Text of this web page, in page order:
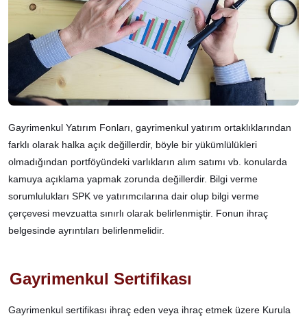
Gayrimenkul Yatırım Fonları, gayrimenkul yatırım ortaklıklarından
farklı olarak halka açık değillerdir, böyle bir yükümlülükleri
olmadığından portföyündeki varlıkların alım satımı vb. konularda
kamuya açıklama yapmak zorunda değillerdir. Bilgi verme
sorumlulukları SPK ve yatırımcılarına dair olup bilgi verme
çerçevesi mevzuatta sınırlı olarak belirlenmiştir. Fonun ihraç
belgesinde ayrıntıları belirlenmelidir.
Gayrimenkul Sertifikası
Gayrimenkul sertifikası ihraç eden veya ihraç etmek üzere Kurula